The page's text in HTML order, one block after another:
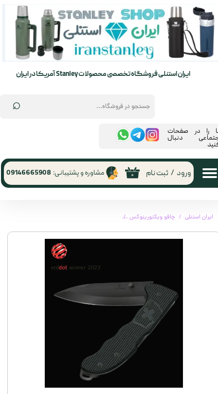
⌕
ایران استنلی فروشگاه تخصصی محصولات Stanley آمریکا در ایران
۰ ورود / ثبت نام
حساب کاربری من
تغییر گذر واژه
مشاوره و پشتیبانی: 09146665908
را در صفحات
دنبال
ایران استنلی چاقو ویکتورینوکس